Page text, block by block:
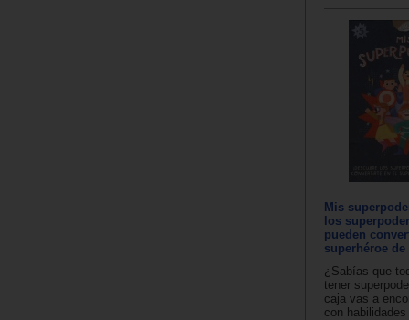
Mis
los
pueden
superhéroe
¿Sabías que
tener
caja vas a
con